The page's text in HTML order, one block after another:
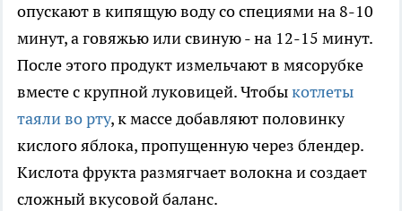
опускают в кипящую воду со специями на 8-10
минут, а говяжью или свиную - на 12-15 минут.
После этого продукт измельчают в мясорубке
вместе с крупной луковицей. Чтобыкотлеты
таяли во рту, к массе добавляют половинку
кислого яблока, пропущенную через блендер.
Кислота фрукта размягчает волокна и создает
сложный вкусовой баланс.